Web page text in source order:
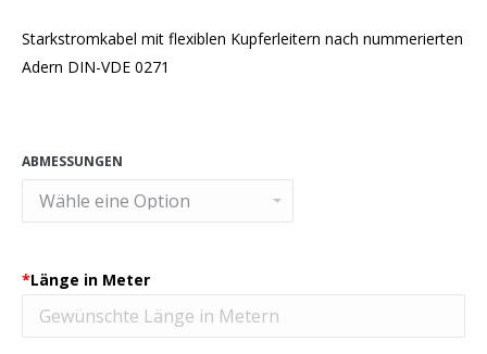
Starkstromkabel mit flexiblen Kupferleitern nach nummerierten
Adern DIN-VDE 0271
ABMESSUNGEN
*Länge in Meter